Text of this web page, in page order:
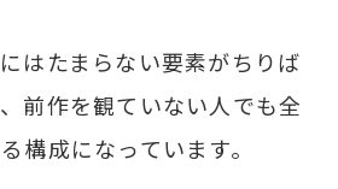
はたまらない要素がちりば
前作を観ていない人でも全
構成になっています。